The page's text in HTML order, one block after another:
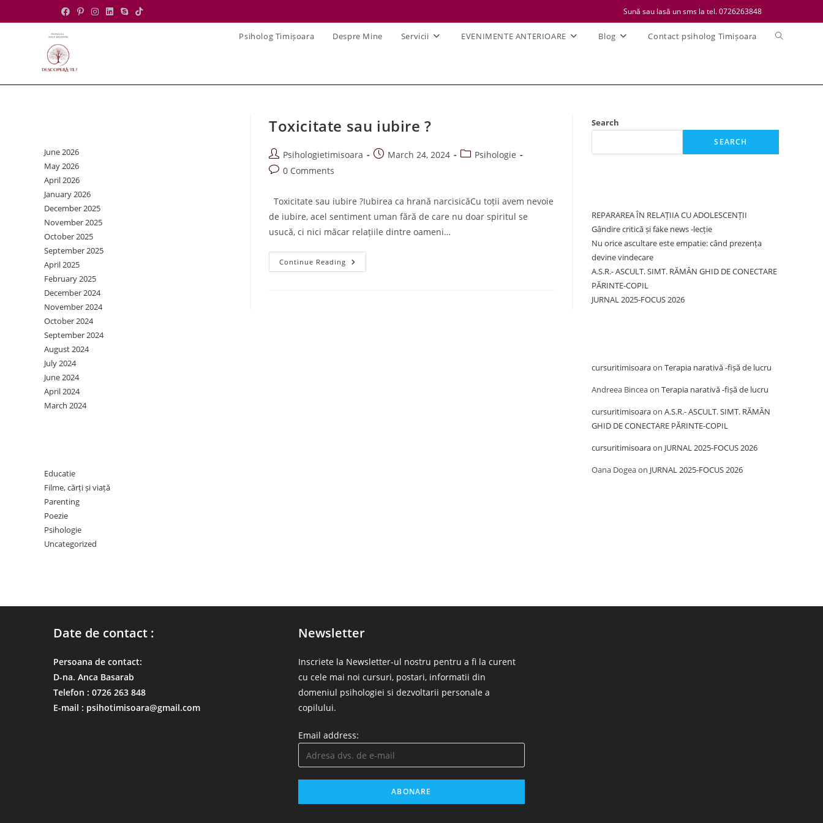
to
Sună sau lasă un sms la tel. 0726263848
Psiholog Timișoara Despre Mine Servicii EVENIMENTE ANTERIOARE Blog Contact psiholog Timișoara
Toggle
Toxicitate sau iubire ?
Post
author:
Psihologietimisoara
PostMarch 24, 2024
PostPsihologie
Post0 Comments
Toxicitate sau iubire ?Iubirea ca hrană narcisicăCu toții avem nevoie
de iubire, acel sentiment uman fără de care nu doar spiritul se
usucă, ci nici măcar relațiile dintre oameni…
Continue Reading Toxicitate
Sau
June 2026
May 2026
April 2026
January 2026
December 2025
November 2025
October 2025
September 2025
April 2025
February 2025
December 2024
November 2024
October 2024
September 2024
August 2024
July 2024
June 2024
April 2024
March 2024
Educatie
Filme, cărți și viață
Parenting
Poezie
Psihologie
Uncategorized
Search
SEARCH
REPARAREA ÎN RELAȚIIA CU ADOLESCENȚII
Gândire critică și fake news -lecție
Nu orice ascultare este empatie: când prezența
devine vindecare
A.S.R.- ASCULT. SIMT. RĂMÂN GHID DE CONECTARE
PĂRINTE-COPIL
JURNAL 2025-FOCUS 2026
cursuritimisoaraon Terapia narativă -fișă de lucru
Andreea Binceaon Terapia narativă -fișă de lucru
cursuritimisoaraon A.S.R.- ASCULT. SIMT. RĂMÂN
GHID DE CONECTARE PĂRINTE-COPIL
cursuritimisoaraon JURNAL 2025-FOCUS 2026
Oana Dogeaon JURNAL 2025-FOCUS 2026
Date de contact :
Persoana de contact:
D-na. Anca Basarab
Telefon : 0726 263 848
E-mail : psihotimisoara@gmail.com
Newsletter
Inscriete la Newsletter-ul nostru pentru a fi la curent
cu cele mai noi cursuri, postari, informatii din
domeniul psihologiei si dezvoltarii personale a
copilului.
Email address: